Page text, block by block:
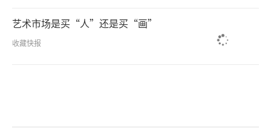
艺术市场是买“人”还是买“画”
收藏快报